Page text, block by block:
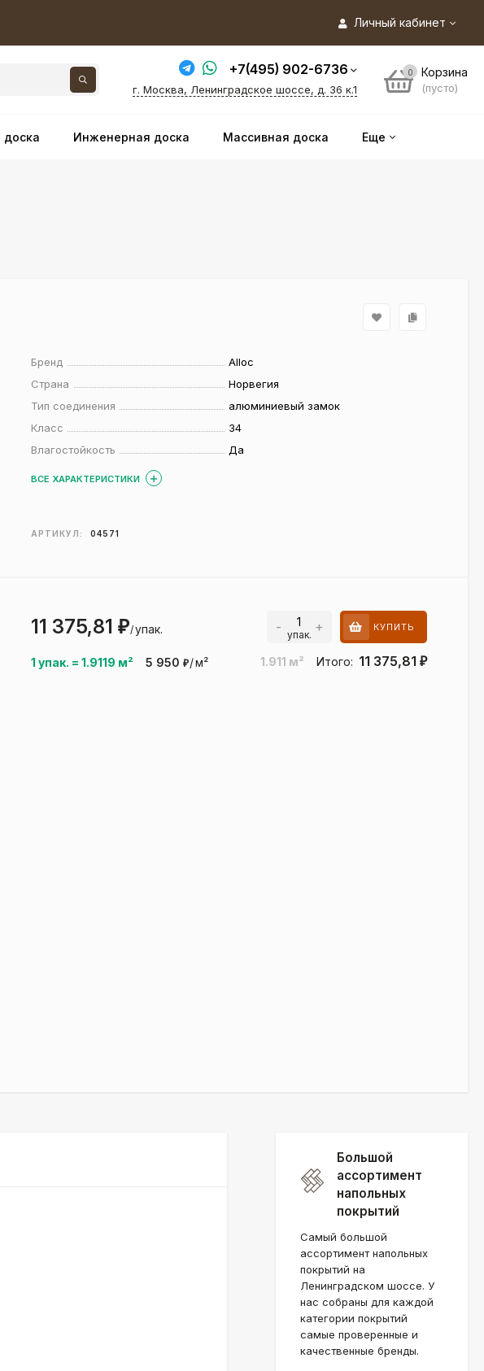
Личный кабинет
+7(495) 902-6736
г. Москва, Ленинградское шоссе, д. 36 к.1
0 Корзина
(пусто)
доска Инженерная доска Массивная доска Еще
Бренд
Alloc
Страна
Норвегия
Тип соединения
алюминиевый замок
Класс
34
Влагостойкость
Да
ВСЕ ХАРАКТЕРИСТИКИ
АРТИКУЛ: 04571
1 упак. =1.9119 м² 5 950 ₽/м²
11 375,81 ₽/упак. - упак. + КУПИТЬ
1.911 м² Итого: 11 375,81 ₽
Большой
ассортимент
напольных
покрытий
Самый большой
ассортимент напольных
покрытий на
Ленинградском шоссе. У
нас собраны для каждой
категории покрытий
самые проверенные и
качественные бренды.